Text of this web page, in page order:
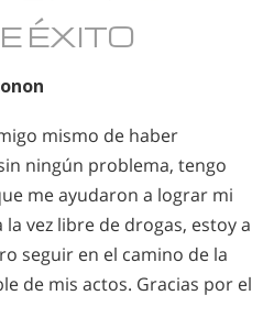
ÉXITO
mismo de haber
ningún problema, tengo
me ayudaron a lograr mi
vez libre de drogas, estoy a
seguir en el camino de la
de mis actos. Gracias por el